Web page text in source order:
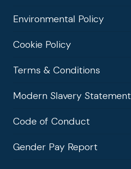
Environmental Policy
Cookie Policy
Terms & Conditions
Modern Slavery Statement
Code of Conduct
Gender Pay Report